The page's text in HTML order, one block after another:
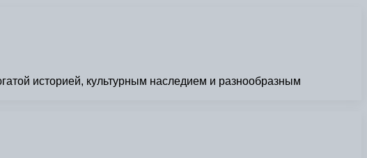
историей, культурным наследием и разнообразным